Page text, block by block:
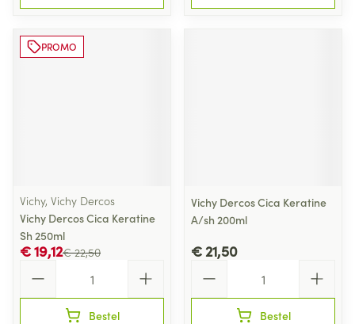
PROMO
Vichy, Vichy Dercos
Vichy Dercos Cica Keratine
Sh 250ml
€ 22,50
€ 19,12
Bestel
Vichy Dercos Cica Keratine
A/sh 200ml
€ 21,50
Bestel